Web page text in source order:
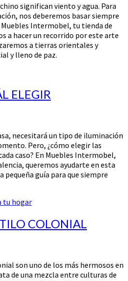
significan viento y agua. Para
nos deberemos basar siempre
Intermobel, tu tienda de
a hacer un recorrido por este arte
a tierras orientales y
y lleno de paz.
ELEGIR
necesitará un tipo de iluminación
Pero, ¿cómo elegir las
caso? En Muebles Intermobel,
queremos ayudarte en esta
pequeña guía para que siempre
COLONIAL
son uno de los más hermosos en
de una mezcla entre culturas de